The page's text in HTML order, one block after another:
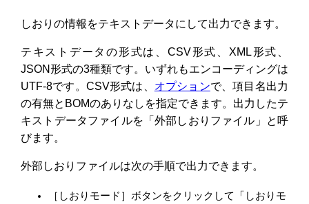
しおりの情報をテキストデータにして出力できます。
テキストデータの形式は、CSV形式、XML形式、
JSON形式の3種類です。いずれもエンコーディングは
UTF-8です。CSV形式は、 オプションで、項目名出力
の有無とBOMのありなしを指定できます。出力したテ
キストデータファイルを「外部しおりファイル」と呼
びます。
外部しおりファイルは次の手順で出力できます。
［しおりモード］ボタンをクリックして「しおりモ